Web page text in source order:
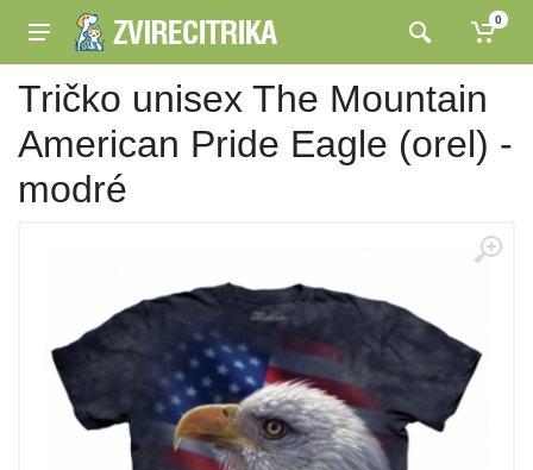
0
Tričko unisex The Mountain
American Pride Eagle (orel) -
modré